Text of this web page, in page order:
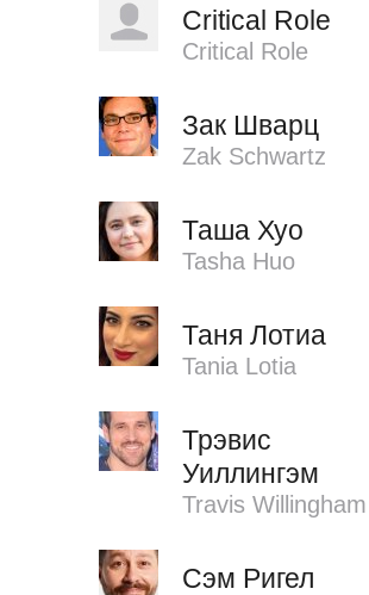
Critical Role
Critical Role
Зак Шварц
Zak Schwartz
Таша Хуо
Tasha Huo
Таня Лотиа
Tania Lotia
Трэвис
Уиллингэм
Travis Willingham
Сэм Ригел